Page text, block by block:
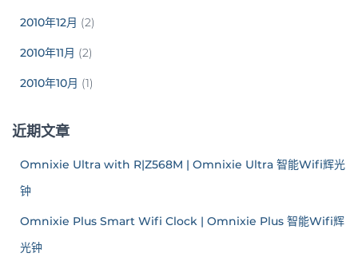
2010年12月 (2)
2010年11月 (2)
2010年10月 (1)
近期文章
Omnixie Ultra with R|Z568M | Omnixie Ultra 智能Wifi辉光
钟
Omnixie Plus Smart Wifi Clock | Omnixie Plus 智能Wifi辉
光钟